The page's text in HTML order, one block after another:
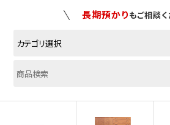
家具の配送料は全国当店で